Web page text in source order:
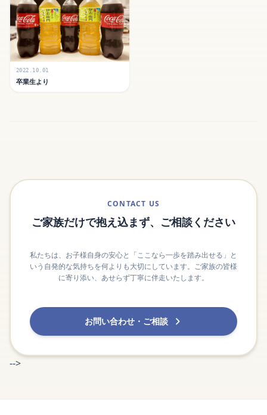
2022.10.01
卒業生より
CONTACT US
ご家族だけで抱え込まず、ご相談ください
私たちは、お子様自身の安心と「ここなら一歩を踏み出せる」と
いう自発的な気持ちを何よりも大切にしています。ご家族の皆様
に寄り添い、あせらず丁寧に伴走いたします。
お問い合わせ・ご相談
-->